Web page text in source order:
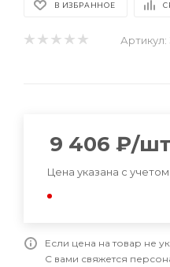
В ИЗБРАННОЕ
Артикул:
9 406 ₽/шт
Цена указана с
Если цена на товар не
С вами свяжется